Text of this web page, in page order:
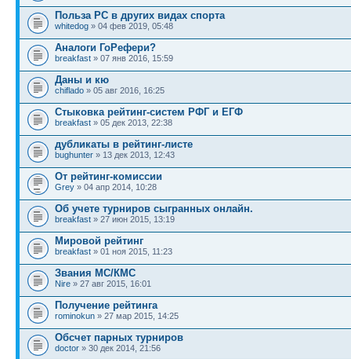
Польза РС в других видах спорта
whitedog » 04 фев 2019, 05:48
Аналоги ГоРефери?
breakfast » 07 янв 2016, 15:59
Даны и кю
chiflado » 05 авг 2016, 16:25
Стыковка рейтинг-систем РФГ и ЕГФ
breakfast » 05 дек 2013, 22:38
дубликаты в рейтинг-листе
bughunter » 13 дек 2013, 12:43
От рейтинг-комиссии
Grey » 04 апр 2014, 10:28
Об учете турниров сыгранных онлайн.
breakfast » 27 июн 2015, 13:19
Мировой рейтинг
breakfast » 01 ноя 2015, 11:23
Звания МС/КМС
Nire » 27 авг 2015, 16:01
Получение рейтинга
rominokun » 27 мар 2015, 14:25
Обсчет парных турниров
doctor » 30 дек 2014, 21:56